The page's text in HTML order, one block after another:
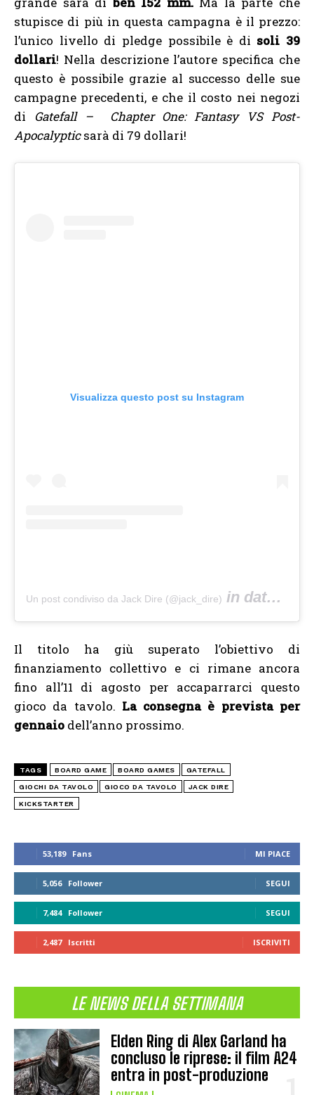
53,189 Fans MI PIACE
5,056 Follower SEGUI
7,484 Follower SEGUI
2,487 Iscritti ISCRIVITI
LE NEWS DELLA SETTIMANA
Elden Ring di Alex Garland ha
concluso le riprese: il film A24
entra in post-produzione
stupisce di più in questa campagna è il prezzo:
l’unico livello di pledge possibile è di soli 39
dollari! Nella descrizione l’autore specifica che
questo è possibile grazie al successo delle sue
campagne precedenti, e che il costo nei negozi
di Gatefall – Chapter One: Fantasy VS Post-
Apocalypticsarà di 79 dollari!
Visualizza questo post su Instagram
Un post condiviso da Jack Dire (@jack_dire) in data:
Il titolo ha giù superato l’obiettivo di
finanziamento collettivo e ci rimane ancora
fino all’11 di agosto per accaparrarci questo
gioco da tavolo. La consegna è prevista per
gennaio dell’anno prossimo.
TAGS BOARD GAME BOARD GAMES GATEFALL
GIOCHI DA TAVOLO GIOCO DA TAVOLO JACK DIRE
KICKSTARTER